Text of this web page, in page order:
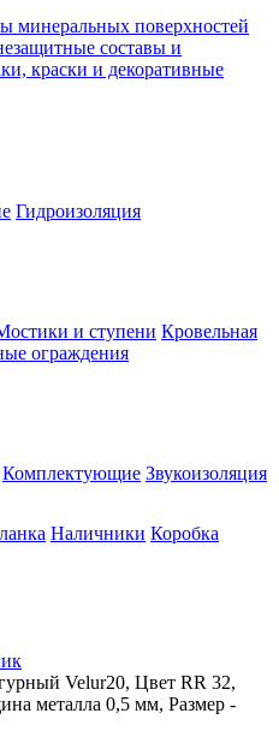
минеральных поверхностей
составы и
краски и декоративные
Гидроизоляция
и ступени Кровельная
ограждения
Комплектующие Звукоизоляция
Наличники Коробка
Velur20, Цвет RR 32,
металла 0,5 мм, Размер -